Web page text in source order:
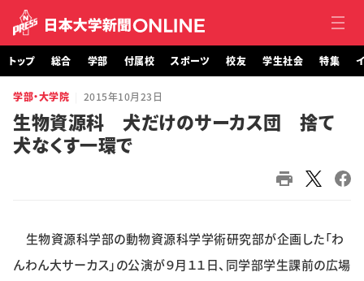
トップ
総合
スポーツ
トップ 総合 学部 付属校 スポーツ 校友 学生社会 特集
学部・大学院 2015年10月23日
生物資源科 犬だけのサーカス団 捨て
犬なくす一環で
生物資源科学部の動物資源科学学術研究部が企画した「わ
んわん大サーカス」の公演が９月１１日、同学部学生課前の広場